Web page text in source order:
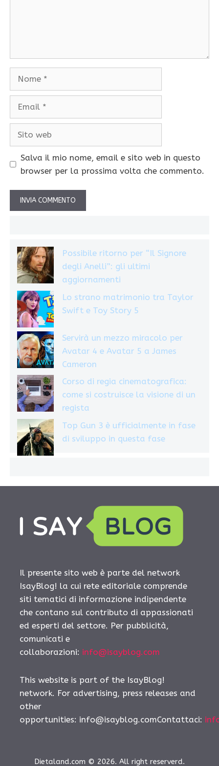
Salva il mio nome, email e sito web in questo
browser per la prossima volta che commento.
Possibile ritorno per “Il Signore
degli Anelli”: gli ultimi
aggiornamenti
Lo strano matrimonio tra Taylor
Swift e Toy Story 5
Servirà un mezzo miracolo per
Avatar 4 e Avatar 5 a James
Cameron
Corso di regia cinematografica:
come si costruisce la visione di un
regista
Top Gun 3 è ufficialmente in fase
di sviluppo in questa fase
Il presente sito web è parte del network
IsayBlog! la cui rete editoriale comprende
siti tematici di informazione indipendente
che contano sul contributo di appassionati
ed esperti del settore. Per pubblicità,
comunicati e
collaborazioni: info@isayblog.com
This website is part of the IsayBlog!
network. For advertising, press releases and
other
opportunities: info@isayblog.comContattaci:
Dietaland.com © 2026. All right reserverd.